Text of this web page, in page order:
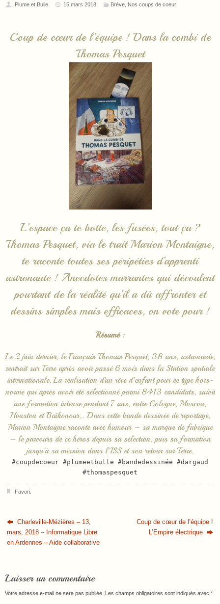
Plume et Bulle 15 mars 2018 Brève, Nos coups de coeur
Coup de cœur de l’équipe ! Dans la combi de
Thomas Pesquet
L’espace ça te botte, les fusées, tout ça ?
Thomas Pesquet, via le trait Marion Montaigne,
te raconte toutes ses péripéties d’apprenti
astronaute ! Anecdotes marrantes qui découlent
pourtant de la réalité qu’il a dû affronter et
dessins simples mais efficaces, on vote pour !
Résumé :
Le 2 juin dernier, le Français Thomas Pesquet, 38 ans, astronaute,
rentrait sur Terre après avoir passé 6 mois dans la Station spatiale
internationale. La réalisation d’un rêve d’enfant pour ce type hors-
norme qui après avoir été sélectionné parmi 8413 candidats, suivit
une formation intense pendant 7 ans, entre Cologne, Moscou,
Houston et Baïkonour… Dans cette bande dessinée de reportage,
Marion Montaigne raconte avec humour – sa marque de fabrique
– le parcours de ce héros depuis sa sélection, puis sa formation
jusqu’à sa mission dans l’ISS et son retour sur Terre.
#coupdecoeur #plumeetbulle #bandedessinée #dargaud
#thomaspesquet
Favori.
Charleville-Mézières – 13,
mars, 2018 – Informatique Libre
en Ardennes – Aide collaborative
Coup de cœur de l’équipe !
L’Empire électrique
Laisser un commentaire
Votre adresse e-mail ne sera pas publiée. Les champs obligatoires sont indiqués avec *